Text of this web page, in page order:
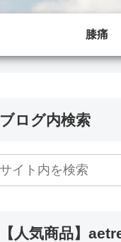
膝痛
ブログ内検索
【人気商品】